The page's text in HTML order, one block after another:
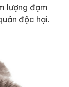
lượng đạm
độc hại.